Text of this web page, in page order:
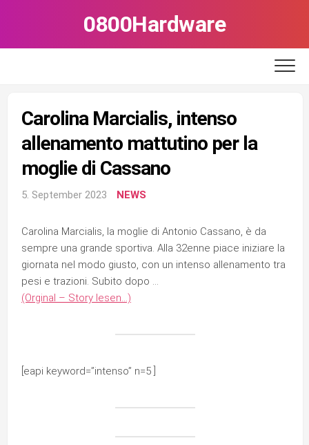
0800Hardware
Carolina Marcialis, intenso
allenamento mattutino per la
moglie di Cassano
5. September 2023 NEWS
Carolina Marcialis, la moglie di Antonio Cassano, è da
sempre una grande sportiva. Alla 32enne piace iniziare la
giornata nel modo giusto, con un intenso allenamento tra
pesi e trazioni. Subito dopo …
(Orginal – Story lesen…)
[eapi keyword=”intenso” n=5 ]